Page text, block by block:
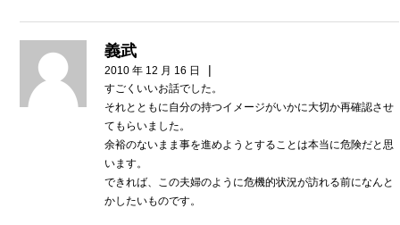
義武
2010 年 12 月 16 日 |
すごくいいお話でした。
それとともに自分の持つイメージがいかに大切か再確認させ
てもらいました。
余裕のないまま事を進めようとすることは本当に危険だと思
います。
できれば、この夫婦のように危機的状況が訪れる前になんと
かしたいものです。